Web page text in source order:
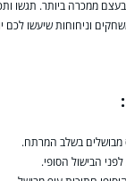
ממכרה ביותר. תגשו
וניחוחות שיעשו לכם
מבושלים בשלב המרתח.
הבישול הסופי.